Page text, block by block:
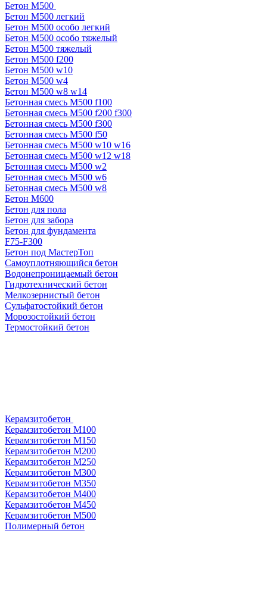
Бетон М500
Бетон М500 легкий
Бетон М500 особо легкий
Бетон М500 особо тяжелый
Бетон М500 тяжелый
Бетон М500 f200
Бетон М500 w10
Бетон М500 w4
Бетон М500 w8 w14
Бетонная смесь М500 f100
Бетонная смесь М500 f200 f300
Бетонная смесь М500 f300
Бетонная смесь М500 f50
Бетонная смесь М500 w10 w16
Бетонная смесь М500 w12 w18
Бетонная смесь М500 w2
Бетонная смесь М500 w6
Бетонная смесь М500 w8
Бетон М600
Бетон для пола
Бетон для забора
Бетон для фундамента
F75-F300
Бетон под МастерТоп
Самоуплотняющийся бетон
Водонепроницаемый бетон
Гидротехнический бетон
Мелкозернистый бетон
Сульфатостойкий бетон
Морозостойкий бетон
Термостойкий бетон
Керамзитобетон
Керамзитобетон М100
Керамзитобетон М150
Керамзитобетон М200
Керамзитобетон М250
Керамзитобетон М300
Керамзитобетон М350
Керамзитобетон М400
Керамзитобетон М450
Керамзитобетон М500
Полимерный бетон